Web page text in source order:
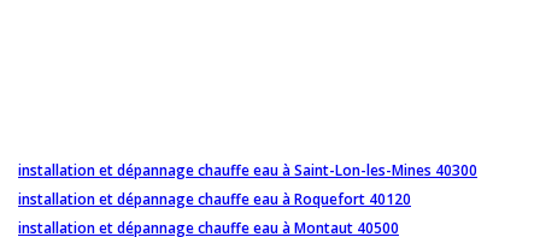
installation et dépannage chauffe eau à Saint-Lon-les-Mines 40300
installation et dépannage chauffe eau à Roquefort 40120
installation et dépannage chauffe eau à Montaut 40500